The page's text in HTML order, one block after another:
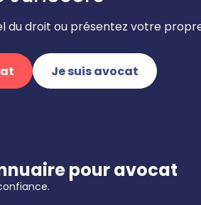
du droit ou présentez votre
Je suis avocat
pour avocat